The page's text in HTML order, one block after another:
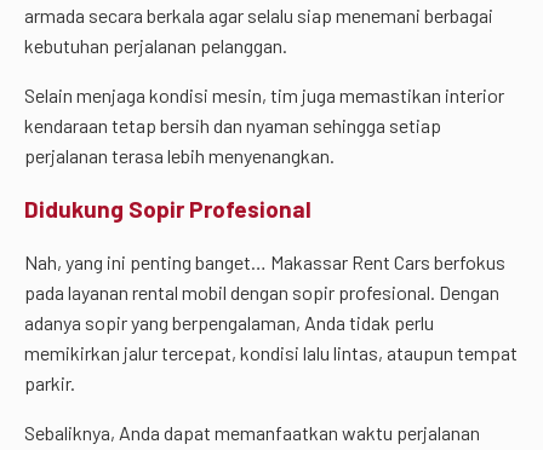
armada secara berkala agar selalu siap menemani berbagai
kebutuhan perjalanan pelanggan.
Selain menjaga kondisi mesin, tim juga memastikan interior
kendaraan tetap bersih dan nyaman sehingga setiap
perjalanan terasa lebih menyenangkan.
Didukung Sopir Profesional
Nah, yang ini penting banget… Makassar Rent Cars berfokus
pada layanan rental mobil dengan sopir profesional. Dengan
adanya sopir yang berpengalaman, Anda tidak perlu
memikirkan jalur tercepat, kondisi lalu lintas, ataupun tempat
parkir.
Sebaliknya, Anda dapat memanfaatkan waktu perjalanan